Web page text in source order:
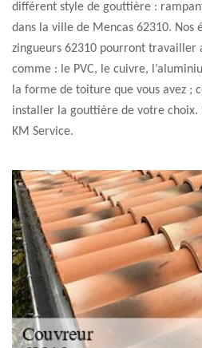
différent style de gouttière :
dans la ville de Mencas 62310. Nos
zingueurs 62310 pourront travailler
comme : le PVC, le cuivre,
la forme de toiture que vous avez ;
installer la gouttière de votre choix.
KM Service.